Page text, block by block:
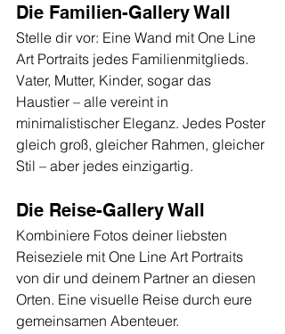
Die Familien-Gallery Wall
Stelle dir vor: Eine Wand mit One Line
Art Portraits jedes Familienmitglieds.
Vater, Mutter, Kinder, sogar das
Haustier – alle vereint in
minimalistischer Eleganz. Jedes Poster
gleich groß, gleicher Rahmen, gleicher
Stil – aber jedes einzigartig.
Die Reise-Gallery Wall
Kombiniere Fotos deiner liebsten
Reiseziele mit One Line Art Portraits
von dir und deinem Partner an diesen
Orten. Eine visuelle Reise durch eure
gemeinsamen Abenteuer.